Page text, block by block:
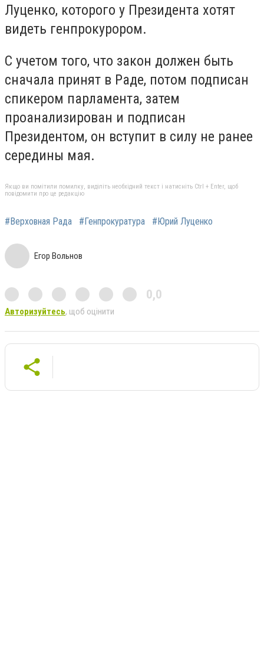
Луценко, которого у Президента хотят
видеть генпрокурором.
С учетом того, что закон должен быть
сначала принят в Раде, потом подписан
спикером парламента, затем
проанализирован и подписан
Президентом, он вступит в силу не ранее
середины мая.
Якщо ви помітили помилку, виділіть необхідний текст і натисніть Ctrl + Enter, щоб
повідомити про це редакцію
#Верховная Рада #Генпрокуратура #Юрий Луценко
Егор Вольнов
0,0
Авторизуйтесь, щоб оцінити